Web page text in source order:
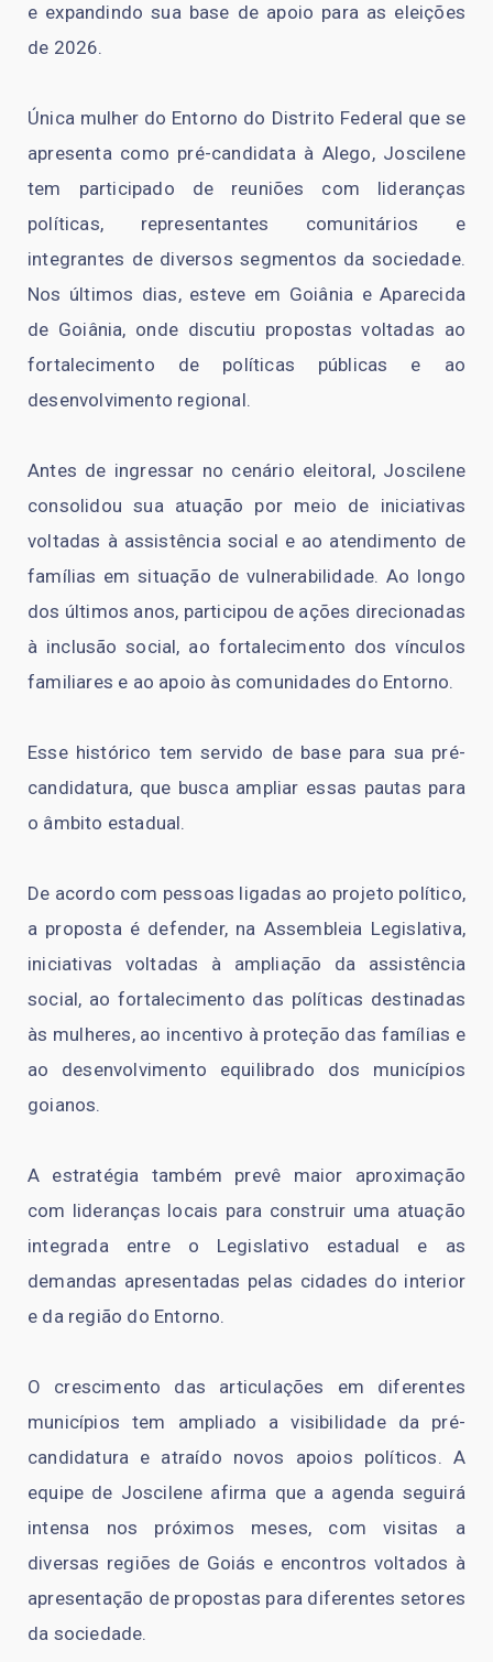
e expandindo sua base de apoio para as eleições
de 2026.
Única mulher do Entorno do Distrito Federal que se
apresenta como pré-candidata à Alego, Joscilene
tem participado de reuniões com lideranças
políticas, representantes comunitários e
integrantes de diversos segmentos da sociedade.
Nos últimos dias, esteve em Goiânia e Aparecida
de Goiânia, onde discutiu propostas voltadas ao
fortalecimento de políticas públicas e ao
desenvolvimento regional.
Antes de ingressar no cenário eleitoral, Joscilene
consolidou sua atuação por meio de iniciativas
voltadas à assistência social e ao atendimento de
famílias em situação de vulnerabilidade. Ao longo
dos últimos anos, participou de ações direcionadas
à inclusão social, ao fortalecimento dos vínculos
familiares e ao apoio às comunidades do Entorno.
Esse histórico tem servido de base para sua pré-
candidatura, que busca ampliar essas pautas para
o âmbito estadual.
De acordo com pessoas ligadas ao projeto político,
a proposta é defender, na Assembleia Legislativa,
iniciativas voltadas à ampliação da assistência
social, ao fortalecimento das políticas destinadas
às mulheres, ao incentivo à proteção das famílias e
ao desenvolvimento equilibrado dos municípios
goianos.
A estratégia também prevê maior aproximação
com lideranças locais para construir uma atuação
integrada entre o Legislativo estadual e as
demandas apresentadas pelas cidades do interior
e da região do Entorno.
O crescimento das articulações em diferentes
municípios tem ampliado a visibilidade da pré-
candidatura e atraído novos apoios políticos. A
equipe de Joscilene afirma que a agenda seguirá
intensa nos próximos meses, com visitas a
diversas regiões de Goiás e encontros voltados à
apresentação de propostas para diferentes setores
da sociedade.